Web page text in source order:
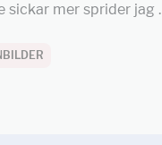
sickar mer sprider jag .